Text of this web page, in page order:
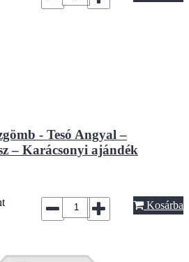
- Tesó Angyal –
– Karácsonyi ajándék
Kosárba